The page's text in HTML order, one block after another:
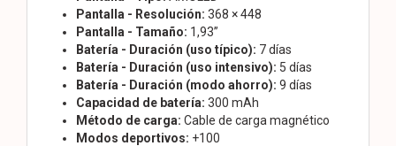
Pantalla - Resolución: 368 × 448
Pantalla - Tamaño: 1,93”
Batería - Duración (uso típico): 7 días
Batería - Duración (uso intensivo): 5 días
Batería - Duración (modo ahorro): 9 días
Capacidad de batería: 300 mAh
Método de carga: Cable de carga magnético
Modos deportivos: +100